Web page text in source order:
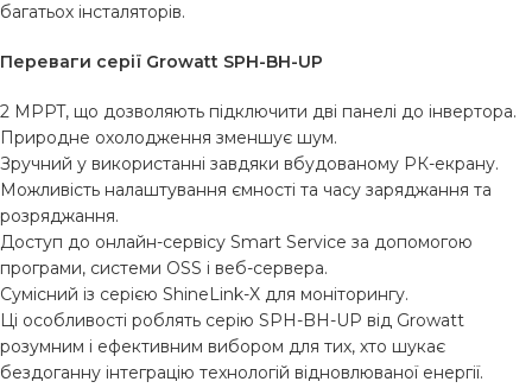
багатьох інсталяторів.
Переваги серії Growatt SPH-BH-UP
2 MPPT, що дозволяють підключити дві панелі до інвертора.
Природне охолодження зменшує шум.
Зручний у використанні завдяки вбудованому РК-екрану.
Можливість налаштування ємності та часу заряджання та
розряджання.
Доступ до онлайн-сервісу Smart Service за допомогою
програми, системи OSS і веб-сервера.
Сумісний із серією ShineLink-X для моніторингу.
Ці особливості роблять серію SPH-BH-UP від ​​Growatt
розумним і ефективним вибором для тих, хто шукає
бездоганну інтеграцію технологій відновлюваної енергії.